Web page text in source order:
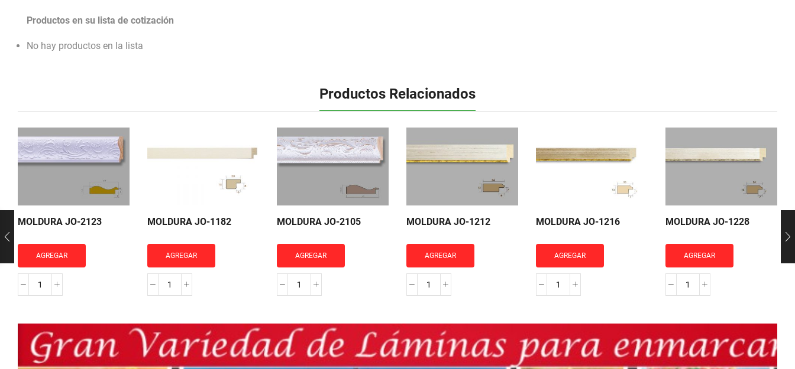
Productos en su lista de cotización
No hay productos en la lista
Productos Relacionados
MOLDURA JO-2123
AGREGAR
MOLDURA
cantidad
MOLDURA JO-1182
AGREGAR
MOLDURA
cantidad
MOLDURA JO-2105
AGREGAR
MOLDURA
cantidad
MOLDURA JO-1212
AGREGAR
MOLDURA
cantidad
MOLDURA JO-1216
AGREGAR
MOLDURA
MOLDURA JO-1228
AGREGAR
MOLDURA